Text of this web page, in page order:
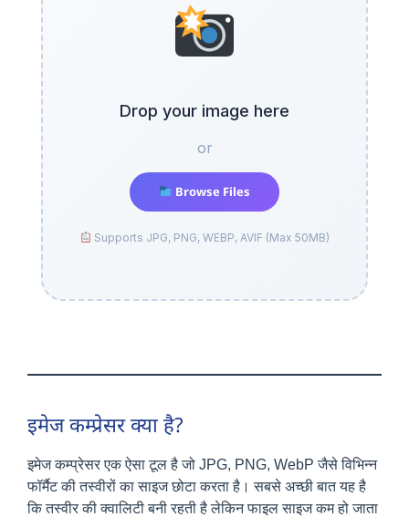
Drop your image here
or
Browse Files
Supports JPG, PNG, WEBP, AVIF (Max 50MB)
इमेज कम्प्रेसर क्या है?
इमेज कम्प्रेसर एक ऐसा टूल है जो JPG, PNG, WebP जैसे विभिन्न
फॉर्मैट की तस्वीरों का साइज छोटा करता है। सबसे अच्छी बात यह है
कि तस्वीर की क्वालिटी बनी रहती है लेकिन फाइल साइज कम हो जाता